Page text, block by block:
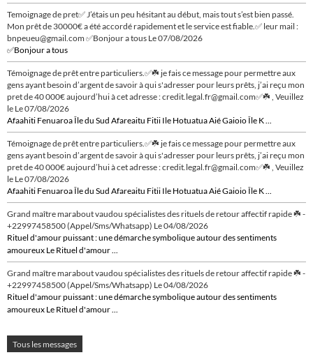
Temoignage de pret✅ J’étais un peu hésitant au début, mais tout s’est bien passé.
Mon prêt de 30000€ a été accordé rapidement et le service est fiable.✅ leur mail :
bnpeueu@gmail.com ✅Bonjour a tous Le 07/08/2026
✅Bonjour a tous
Témoignage de prêt entre particuliers.✅☘️ je fais ce message pour permettre aux
gens ayant besoin d’argent de savoir à qui s'adresser pour leurs prêts, j’ai reçu mon
pret de 40 000€ aujourd’hui à cet adresse : credit.legal.fr@gmail.com✅☘️ , Veuillez
le Le 07/08/2026
Afaahiti Fenuaroa Île du Sud Afareaitu Fitii Ile Hotuatua Aié Gaioio Île K ...
Témoignage de prêt entre particuliers.✅☘️ je fais ce message pour permettre aux
gens ayant besoin d’argent de savoir à qui s'adresser pour leurs prêts, j’ai reçu mon
pret de 40 000€ aujourd’hui à cet adresse : credit.legal.fr@gmail.com✅☘️ , Veuillez
le Le 07/08/2026
Afaahiti Fenuaroa Île du Sud Afareaitu Fitii Ile Hotuatua Aié Gaioio Île K ...
Grand maître marabout vaudou spécialistes des rituels de retour affectif rapide ☘️ -
+22997458500 (Appel/Sms/Whatsapp) Le 04/08/2026
Rituel d'amour puissant : une démarche symbolique autour des sentiments
amoureux Le Rituel d'amour ...
Grand maître marabout vaudou spécialistes des rituels de retour affectif rapide ☘️ -
+22997458500 (Appel/Sms/Whatsapp) Le 04/08/2026
Rituel d'amour puissant : une démarche symbolique autour des sentiments
amoureux Le Rituel d'amour ...
Tous les messages